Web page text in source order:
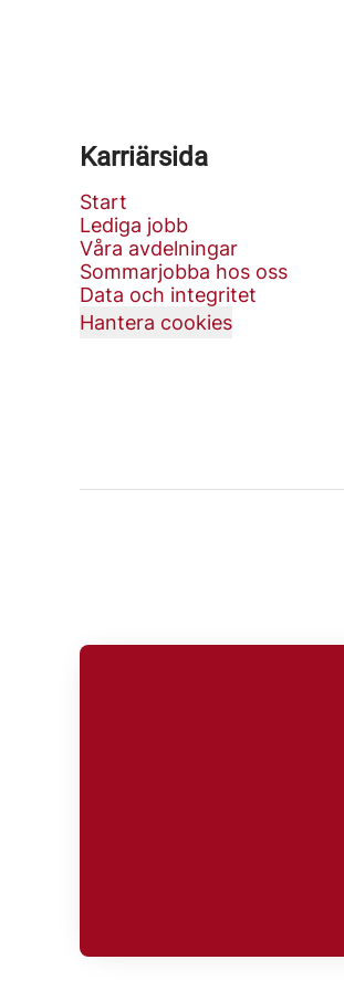
Karriärsida
Start
Lediga jobb
Våra avdelningar
Sommarjobba hos oss
Data och integritet
Hantera cookies